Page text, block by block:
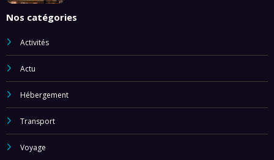
Nos catégories
Activités
Actu
Hébergement
Transport
Voyage